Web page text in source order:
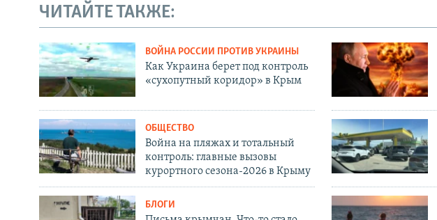
ЧИТАЙТЕ ТАКЖЕ:
ВОЙНА РОССИИ ПРОТИВ УКРАИНЫ
Как Украина берет под контроль
«сухопутный коридор» в Крым
ОБЩЕСТВО
Война на пляжах и тотальный
контроль: главные вызовы
курортного сезона-2026 в Крыму
БЛОГИ